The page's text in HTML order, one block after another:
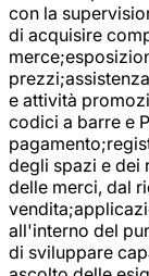
con la
di acquisire
e attività
codici a barre e
degli spazi e dei
delle merci, dal
all'interno del
di sviluppare